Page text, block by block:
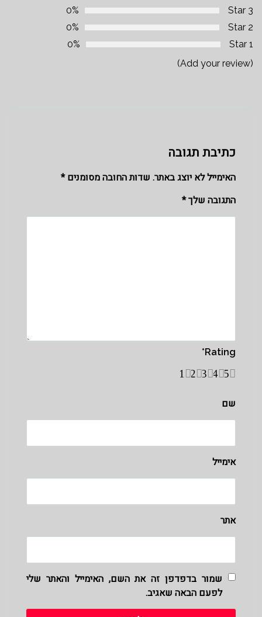
3 Star
0%
2 Star
0%
1 Star
0%
(Add your review)
כתיבת תגובה
האימייל לא יוצג באתר. שדות החובה מסומנים*
התגובה שלך*
Rating
*
5
4
3
2
1
שם
אימייל
אתר
שמור בדפדפן זה את השם, האימייל והאתר שלי
לפעם הבאה שאגיב.